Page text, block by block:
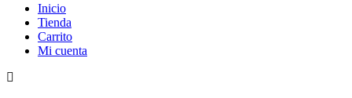
Inicio
Tienda
Carrito
Mi cuenta